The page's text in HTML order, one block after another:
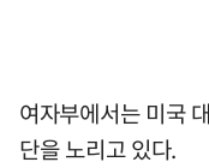
여자부에서는 미국
단을 노리고 있다.